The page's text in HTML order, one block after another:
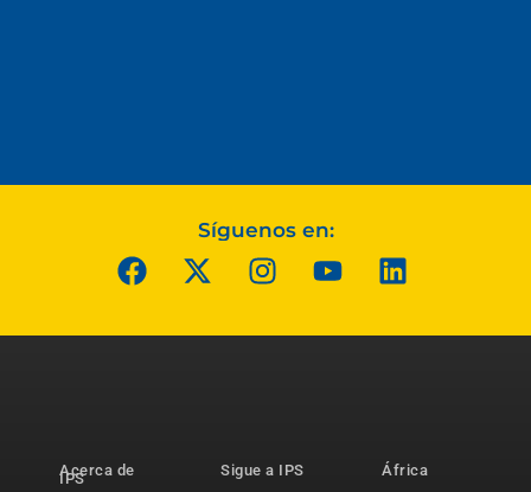
Síguenos en:
Acerca de
IPS
Sigue a IPS
África